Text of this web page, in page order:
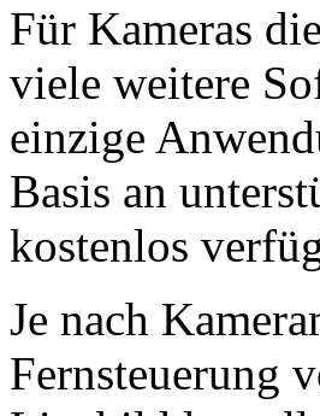
Für Kameras
viele weitere
einzige
Basis an
kostenlos
Je nach
Fernsteuerung